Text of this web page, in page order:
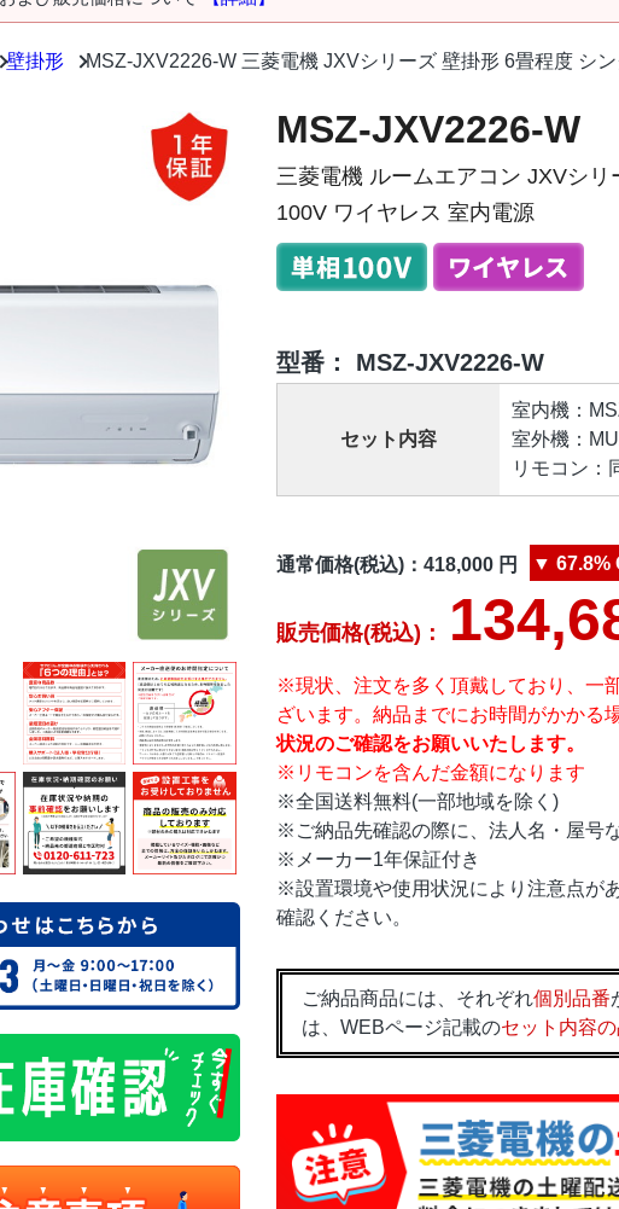
壁掛形 MSZ-JXV2226-W 三菱電機 JXVシリーズ 壁掛形 6畳程度 シ
MSZ-JXV2226-W
三菱電機 ルームエアコン JXVシ
100V ワイヤレス 室内電源
型番： MSZ-JXV2226-W
セット内容
室内機：
室外機：
リモコン：
通常価格(税込)： 418,000円 ▼ 67.8%
販売価格(税込)：
※現状、注文を多く頂戴しており、一
ざいます。納品までにお時間がかかる
状況のご確認をお願いいたします。
※リモコンを含んだ金額になります
※全国送料無料(一部地域を除く)
※ご納品先確認の際に、法人名・屋号
※メーカー1年保証付き
※設置環境や使用状況により注意点が
確認ください。
ご納品商品には、それぞれ個別品番
は、WEBページ記載のセット内容